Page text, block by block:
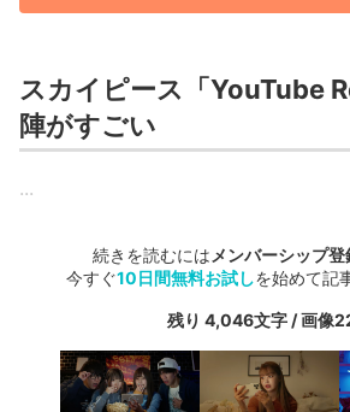
スカイピース「YouTube
陣がすごい
...
続きを読むには メンバーシップ登
今すぐ10日間無料お試しを始めて記
残り 4,046文字 / 画像